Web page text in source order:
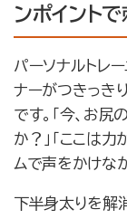
ンポイント
パーソナルトレ
ナーがつきっき
です。「今、お
か？」「ここは力
ムで声をかけな
下半身太りを解